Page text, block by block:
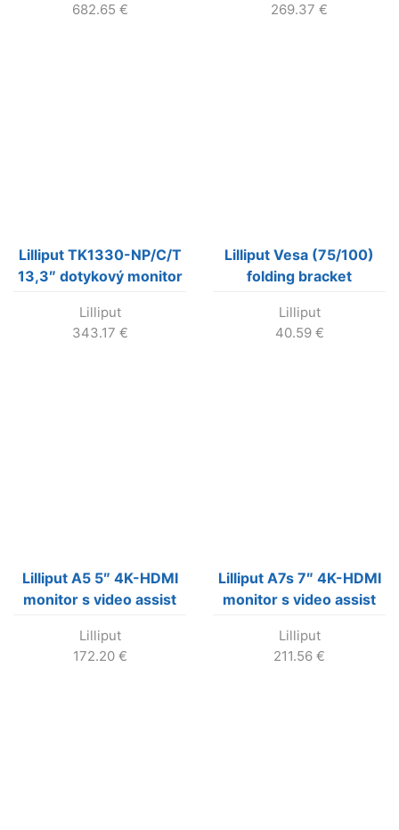
682.65 €
269.37 €
Lilliput TK1330-NP/C/T
13,3″ dotykový monitor
Lilliput
343.17 €
Lilliput Vesa (75/100)
folding bracket
Lilliput
40.59 €
Lilliput A5 5″ 4K-HDMI
monitor s video assist
Lilliput
172.20 €
Lilliput A7s 7″ 4K-HDMI
monitor s video assist
Lilliput
211.56 €